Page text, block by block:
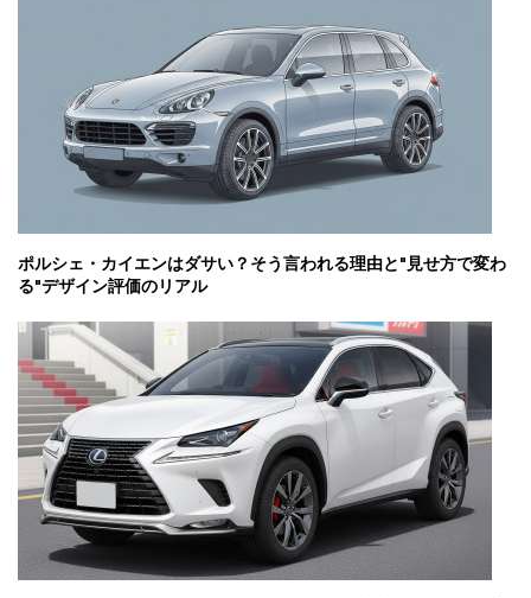
ポルシェ・カイエンはダサい？そう言われる理由と"見せ方で変わ
る"デザイン評価のリアル